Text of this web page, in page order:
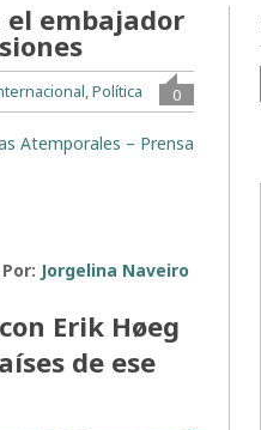
el embajador
0
,Política
Atemporales – Prensa
Jorgelina Naveiro
Erik Høeg
de ese